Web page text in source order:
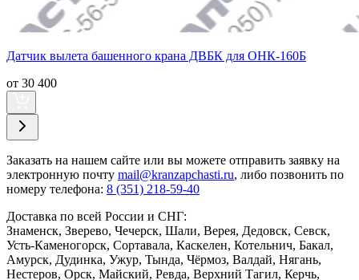
Датчик вылета башенного крана ДВБК для ОНК-160Б
от 30 400
Заказать на нашем сайте или вы можете отправить заявку на
электронную почту mail@kranzapchasti.ru, либо позвонить по
номеру телефона: 8 (351) 218-59-40
Доставка по всей России и СНГ:
Знаменск, Зверево, Чечерск, Шали, Верея, Дедовск, Севск,
Усть-Каменогорск, Сортавала, Каскелен, Котельнич, Бакал,
Амурск, Дудинка, Ужур, Тында, Чёрмоз, Валдай, Нягань,
Нестеров, Орск, Майский, Ревда, Верхний Тагил, Керчь,